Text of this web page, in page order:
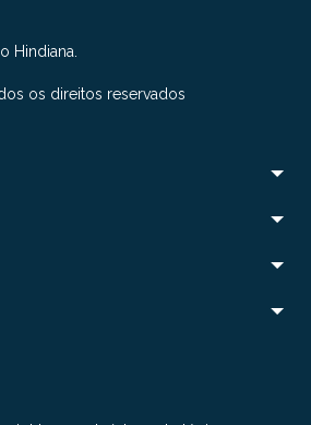
Hindiana.
os direitos reservados